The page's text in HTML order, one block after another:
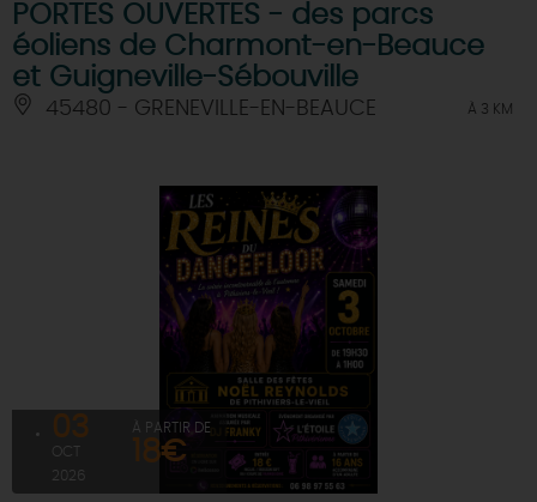
PORTES OUVERTES - des parcs
éoliens de Charmont-en-Beauce
et Guigneville-Sébouville
45480 - GRENEVILLE-EN-BEAUCE À 3 KM
03
OCT
2026
À PARTIR DE
18€